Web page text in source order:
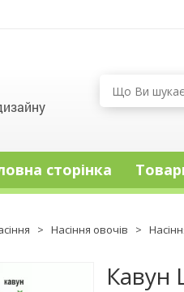
сторінка
> Насіння овочів >
Кавун